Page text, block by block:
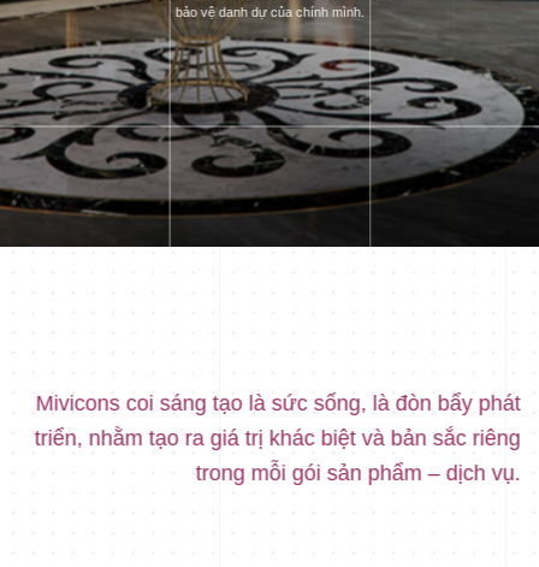
bảo vệ danh dự của chính mình.
Mivicons coi sáng tạo là sức sống, là đòn bẩy phát
triển, nhằm tạo ra giá trị khác biệt và bản sắc riêng
trong mỗi gói sản phẩm – dịch vụ.